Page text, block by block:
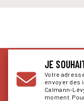
JE
Votre
envoyer des
Calmann-
moment.